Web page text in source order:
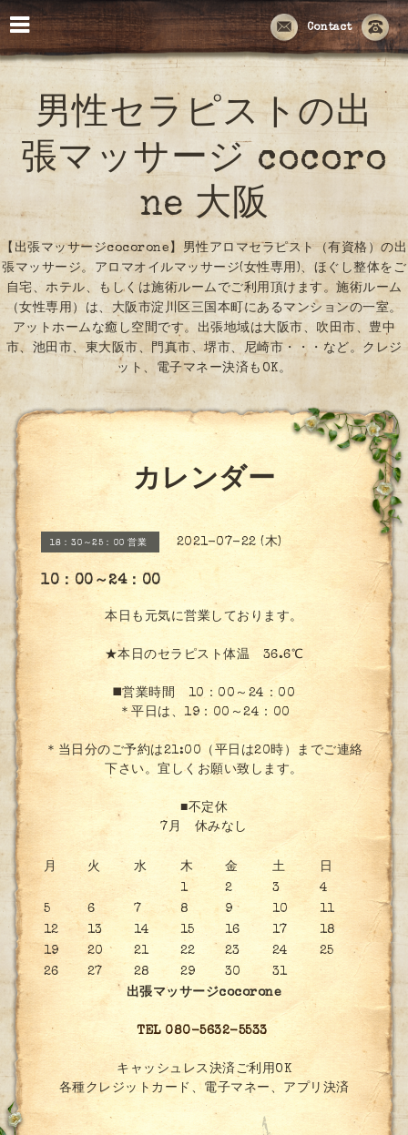
Contact
男性セラピストの出
張マッサージ cocoro
ne 大阪
【出張マッサージcocorone】男性アロマセラピスト（有資格）の出
張マッサージ。アロマオイルマッサージ(女性専用)、ほぐし整体をご
自宅、ホテル、もしくは施術ルームでご利用頂けます。施術ルーム
（女性専用）は、大阪市淀川区三国本町にあるマンションの一室。
アットホームな癒し空間です。出張地域は大阪市、吹田市、豊中
市、池田市、東大阪市、門真市、堺市、尼崎市・・・など。クレジ
ット、電子マネー決済もOK。
カレンダー
18：30～25：00 営業 2021-07-22 (木)
10：00～24：00
本日も元気に営業しております。
★本日のセラピスト体温 36.6℃
◼️営業時間 10：00～24：00
＊平日は、19：00～24：00
＊当日分のご予約は21:00（平日は20時）までご連絡
下さい。宜しくお願い致します。
■不定休
7月 休みなし
月 火 水 木 金 土
日
1
2 3
4
5
6 7 8 9 10
11
12
13 14 15 16 17
18
19
20 21 22 23 24
25
26
27 28 29 30
31
出張マッサージcocorone
TEL 080-5632-5533
キャッシュレス決済ご利用OK
各種クレジットカード、電子マネー、アプリ決済